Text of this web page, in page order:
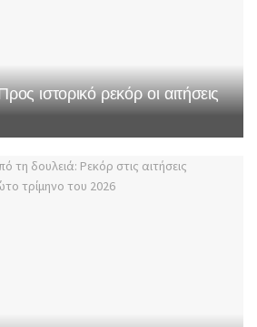
ιστορικό ρεκόρ οι αιτήσεις